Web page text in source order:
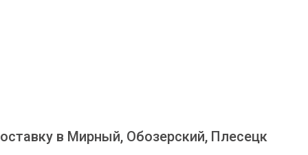
в Мирный, Обозерский, Плесецк